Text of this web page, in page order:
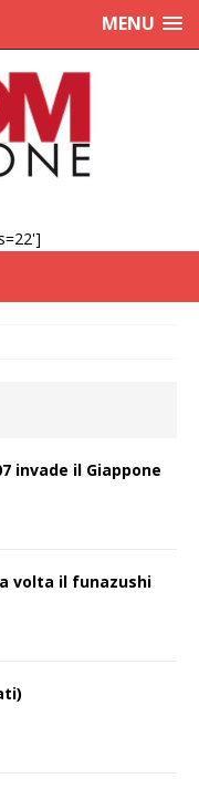
MENU
invade il Giappone
volta il funazushi